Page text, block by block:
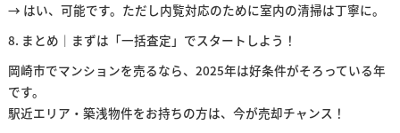
→ はい、可能です。ただし内覧対応のために室内の清掃は丁寧に。
8. まとめ｜まずは「一括査定」でスタートしよう！
岡崎市でマンションを売るなら、2025年は好条件がそろっている年
です。
駅近エリア・築浅物件をお持ちの方は、今が売却チャンス！